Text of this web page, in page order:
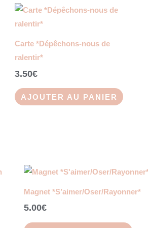
Carte *Dépêchons-nous de
ralentir*
3.50€
AJOUTER AU PANIER
Magnet *S’aimer/Oser/Rayonner*
5.00€